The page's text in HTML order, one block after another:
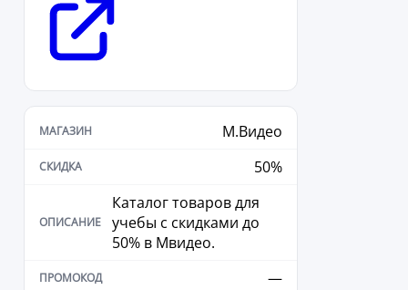
М.Видео
50%
Каталог товаров для
учебы с скидками до
50% в Мвидео.
—